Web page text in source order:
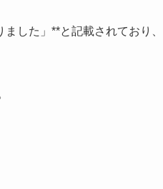
した」**と記載されており、